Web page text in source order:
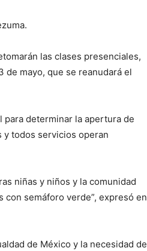
las clases presenciales,
de mayo, que se reanudará el
determinar la apertura de
y todos servicios operan
niñas y niños y la comunidad
semáforo verde”, expresó en
de México y la necesidad de